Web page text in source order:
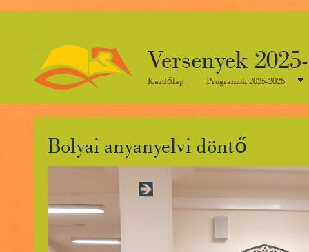
Versenyek
Kezdőlap Programok 2025-2026
​Bolyai anyanyelvi döntő